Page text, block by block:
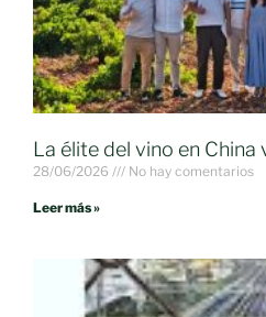
La élite del vino en China
28/06/2026 No hay comentarios
Leer más »